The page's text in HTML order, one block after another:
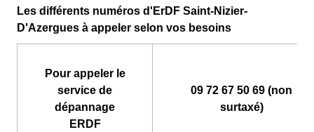
Les différents numéros d'ErDF Saint-Nizier-
D'Azergues à appeler selon vos besoins
Pour appeler le
service de
dépannage
ERDF
09 72 67 50 69 (non
surtaxé)